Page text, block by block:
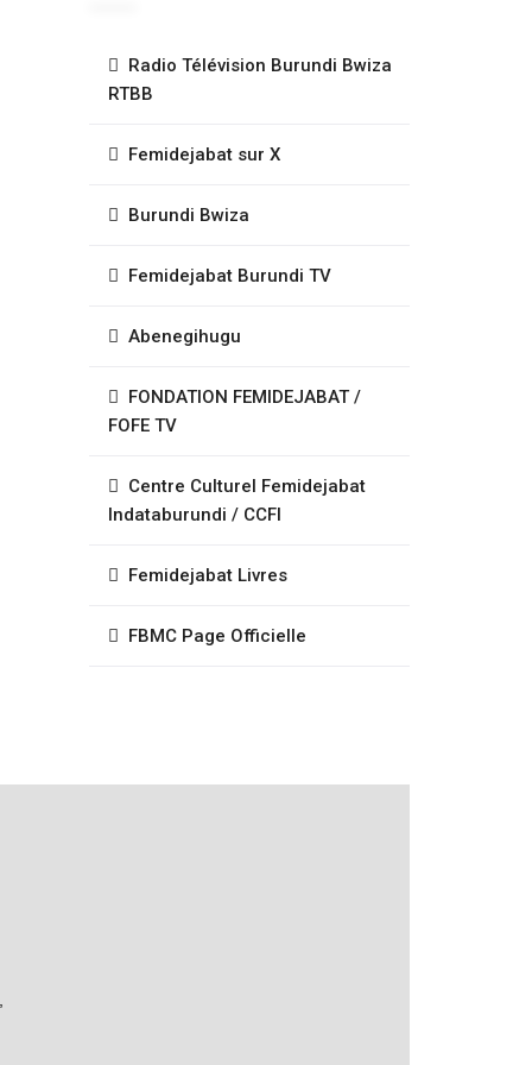
Radio Télévision Burundi Bwiza
RTBB
Femidejabat sur X
Burundi Bwiza
Femidejabat Burundi TV
Abenegihugu
FONDATION FEMIDEJABAT /
FOFE TV
Centre Culturel Femidejabat
Indataburundi / CCFI
Femidejabat Livres
FBMC Page Officielle